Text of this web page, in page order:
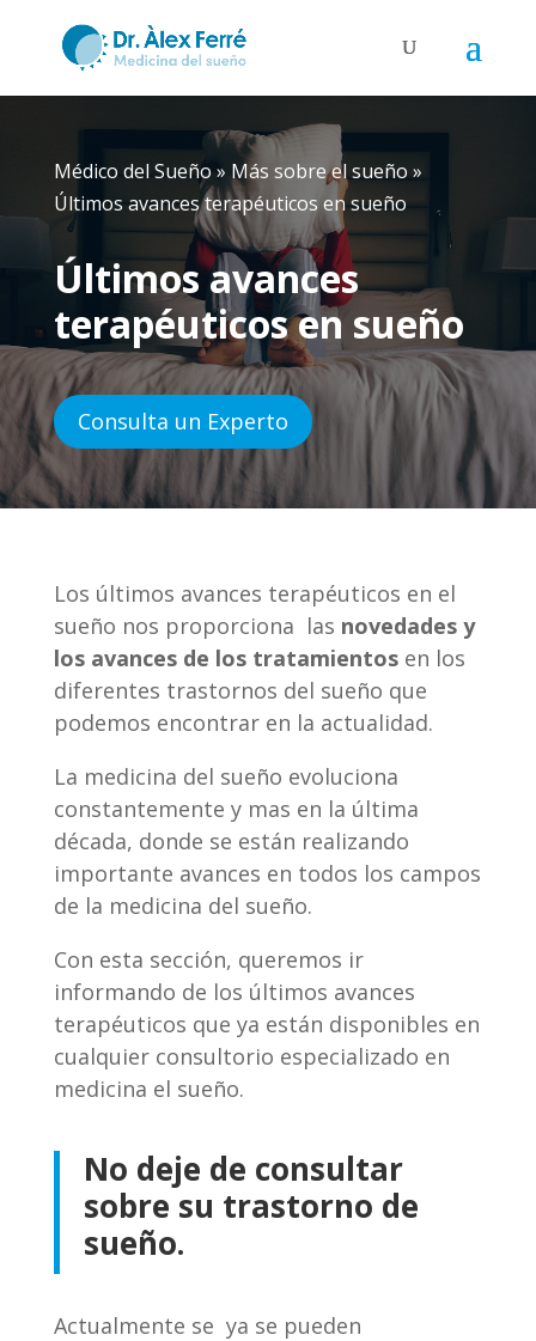
Médico del Sueño» Más sobre el sueño»
Últimos avances terapéuticos en sueño
Últimos avances
terapéuticos en sueño
Consulta un Experto
Los últimos avances terapéuticos en el
sueño nos proporciona las novedades y
los avances de los tratamientosen los
diferentes trastornos del sueño que
podemos encontrar en la actualidad.
La medicina del sueño evoluciona
constantemente y mas en la última
década, donde se están realizando
importante avances en todos los campos
de la medicina del sueño.
Con esta sección, queremos ir
informando de los últimos avances
terapéuticos que ya están disponibles en
cualquier consultorio especializado en
medicina el sueño.
No deje de consultar
sobre su trastorno de
sueño.
Actualmente se ya se pueden